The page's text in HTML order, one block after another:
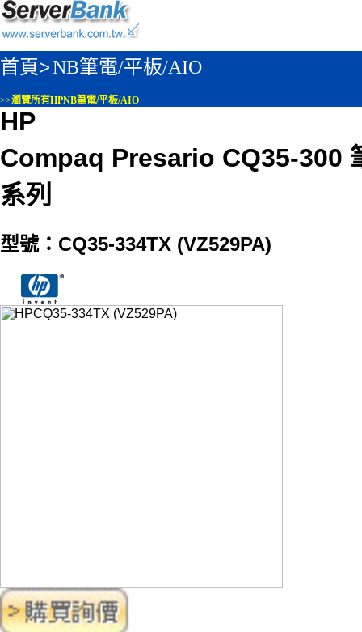
首頁>NB筆電/平板/AIO
>>瀏覽所有HPNB筆電/平板/AIO
HP
Compaq Presario CQ35-300
系列
型號：CQ35-334TX (VZ529PA)